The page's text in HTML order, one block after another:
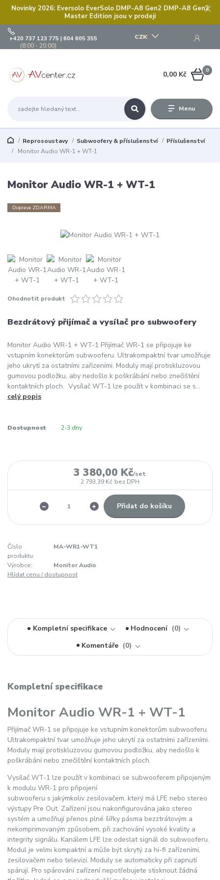
Novinky 2026: Eversolo EverSolo DMP-A8 Gen2 DMP-A8 Gen2
Master Edition jsou v prodeji
Menu
CZK
+420 737 123 775 | 604 605 355
(8:00 - 20:00)
0
0,00 Kč
Reprosoustavy Subwoofery & příslušenství
Příslušenství
Monitor Audio WR-1 + WT-1
Monitor Audio WR-1 + WT-1
Doprava ZDARMA
Ohodnotit produkt
Bezdrátový přijímač a vysílač pro subwoofery
Monitor Audio WR-1 + WT-1 Přijímač WR-1 se připojuje ke
vstupním konektorům subwooferu. Ultrakompaktní tvar umožňuje
jeho ukrytí za ostatními zařízeními. Moduly mají protiskluzovou
gumovou podložku, aby nedošlo k poškrábání nebo znečištění
kontaktních ploch. Vysílač WT-1 lze použít v kombinaci se s...
celý popis
Dostupnost 2-3 dny
3 380,00 Kč/set
2 793,39 Kč bez DPH
Přidat do košíku
Číslo
produktu:
MA-WR1-WT1
Výrobce:
Monitor Audio
Hlídat cenu / dostupnost
Kompletní specifikace Hodnocení
0
Komentáře
0
Kompletní specifikace
Monitor Audio WR-1 + WT-1
Přijímač WR-1 se připojuje ke vstupním konektorům subwooferu.
Ultrakompaktní tvar umožňuje jeho ukrytí za ostatními zařízeními.
Moduly mají protiskluzovou gumovou podložku, aby nedošlo k
poškrábání nebo znečištění kontaktních ploch.
Vysílač WT-1 lze použít v kombinaci se subwooferem připojeným
k modulu WR-1 pro připojení
subwooferu s jakýmkoliv zesilovačem, který má LFE nebo stereo
výstupy Pre Out. Zařízení jsou nakonfigurována jako stereo
systém a umožňují přenos plné šířky pásma bezztrátovým a
nekomprimovaným způsobem, při zachování vysoké kvality a
integrity signálu. Kanálem LFE lze odeslat signál do subwooferu.
Modul je velmi kompaktní a může být skrytý za hi-fi zařízeními,
zesilovačem nebo televizí. Moduly se automaticky při zapnutí
spárují. Pro spárování zařízení nepotřebujete stisknout žádná